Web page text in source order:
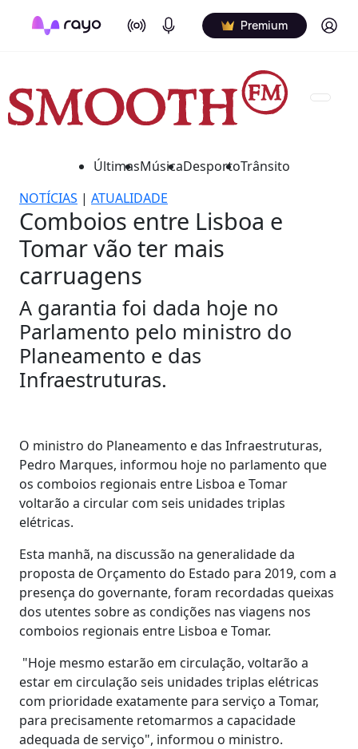
On Air Podcasts Premium Log in
ÚltimasMúsicaDesportoTrânsito
NOTÍCIAS | ATUALIDADE
Comboios entre Lisboa e
Tomar vão ter mais
carruagens
A garantia foi dada hoje no
Parlamento pelo ministro do
Planeamento e das
Infraestruturas.
O ministro do Planeamento e das Infraestruturas,
Pedro Marques, informou hoje no parlamento que
os comboios regionais entre Lisboa e Tomar
voltarão a circular com seis unidades triplas
elétricas.
Esta manhã, na discussão na generalidade da
proposta de Orçamento do Estado para 2019, com a
presença do governante, foram recordadas queixas
dos utentes sobre as condições nas viagens nos
comboios regionais entre Lisboa e Tomar.
"Hoje mesmo estarão em circulação, voltarão a
estar em circulação seis unidades triplas elétricas
com prioridade exatamente para serviço a Tomar,
para precisamente retomarmos a capacidade
adequada de serviço", informou o ministro.